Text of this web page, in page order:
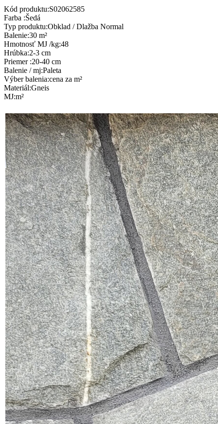
Kód produktu:S02062585
Farba :Šedá
Typ produktu:Obklad / Dlažba Normal
Balenie:30 m²
Hmotnosť MJ /kg:48
Hrúbka:2-3 cm
Priemer :20-40 cm
Balenie / mj:Paleta
Výber balenia:cena za m²
Materiál:Gneis
MJ:m²